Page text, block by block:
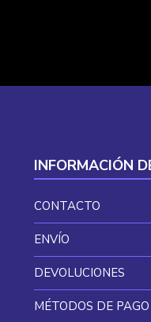
INFORMACIÓN
CONTACTO
ENVÍO
DEVOLUCIONES
MÉTODOS DE PAGO